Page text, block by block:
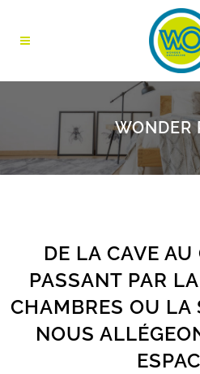
WONDER
DE LA CAVE AU
PASSANT PAR
CHAMBRES OU LA
NOUS ALLÉ